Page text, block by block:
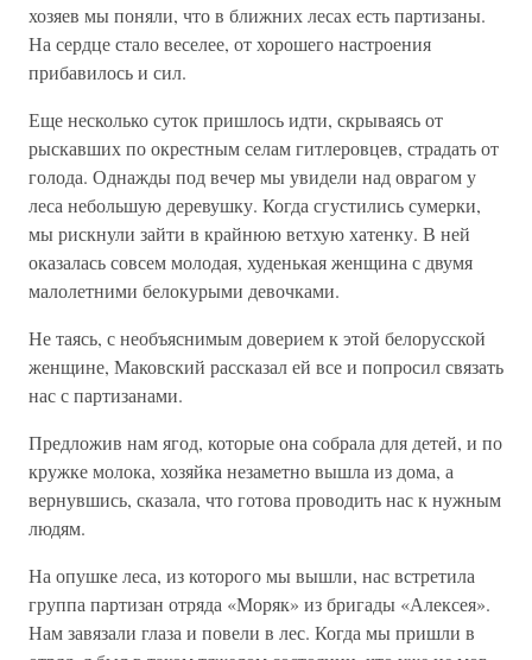
хозяев мы поняли, что в ближних лесах есть партизаны.
На сердце стало веселее, от хорошего настроения
прибавилось и сил.
Еще несколько суток пришлось идти, скрываясь от
рыскавших по окрестным селам гитлеровцев, страдать от
голода. Однажды под вечер мы увидели над оврагом у
леса небольшую деревушку. Когда сгустились сумерки,
мы рискнули зайти в крайнюю ветхую хатенку. В ней
оказалась совсем молодая, худенькая женщина с двумя
малолетними белокурыми девочками.
Не таясь, с необъяснимым доверием к этой белорусской
женщине, Маковский рассказал ей все и попросил связать
нас с партизанами.
Предложив нам ягод, которые она собрала для детей, и по
кружке молока, хозяйка незаметно вышла из дома, а
вернувшись, сказала, что готова проводить нас к нужным
людям.
На опушке леса, из которого мы вышли, нас встретила
группа партизан отряда «Моряк» из бригады «Алексея».
Нам завязали глаза и повели в лес. Когда мы пришли в